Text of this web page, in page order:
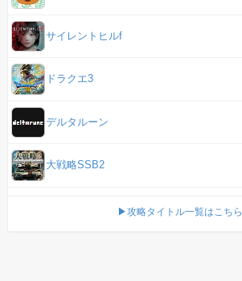
サイレントヒルf
ドラクエ3
デルタルーン
大戦略SSB2
▶攻略タイトル一覧はこちら